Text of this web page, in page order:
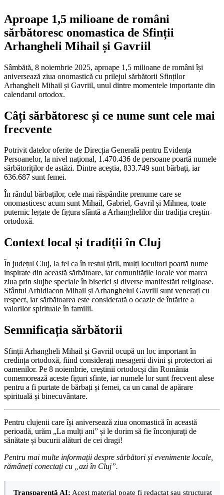
Aproape 1,5 milioane de români
sărbătoresc onomastica de Sfinții
Arhangheli Mihail și Gavriil
Sâmbătă, 8 noiembrie 2025, aproape 1,5 milioane de români își
aniversează ziua onomastică cu prilejul sărbătorii Sfinților
Arhangheli Mihail și Gavriil, unul dintre momentele importante din
calendarul ortodox.
Câți sărbătoresc și ce nume sunt cele mai
frecvente
Potrivit datelor oferite de Direcția Generală pentru Evidența
Persoanelor, la nivel național, 1.470.436 de persoane poartă numele
sărbătoriților de astăzi. Dintre aceștia, 833.749 sunt bărbați, iar
636.687 sunt femei.
În rândul bărbaților, cele mai răspândite prenume care se
onomasticesc acum sunt Mihail, Gabriel, Gavril și Mihnea, toate
puternic legate de figura sfântă a Arhanghelilor din tradiția creștin-
ortodoxă.
Context local și tradiții în Cluj
În județul Cluj, la fel ca în restul țării, mulți locuitori poartă nume
inspirate din această sărbătoare, iar comunitățile locale vor marca
ziua prin slujbe speciale în biserici și diverse manifestări religioase.
Sfântul Arhidiacon Mihail și Arhanghelul Gavriil sunt venerați cu
respect, iar sărbătoarea este considerată o ocazie de întărire a
valorilor spirituale în familii.
Semnificația sărbătorii
Sfinții Arhangheli Mihail și Gavriil ocupă un loc important în
credința ortodoxă, fiind considerați mesagerii divini și protectori ai
oamenilor. Pe 8 noiembrie, creștinii ortodocși din România
comemorează aceste figuri sfinte, iar numele lor sunt frecvent alese
pentru a fi purtate de bărbați și femei, ca un canal de apărare
spirituală și binecuvântare.
Pentru clujenii care își aniversează ziua onomastică în această
perioadă, urăm „La mulți ani” și le dorim să fie înconjurați de
sănătate și bucurii alături de cei dragi!
Pentru mai multe informații despre sărbători și evenimente locale,
rămâneți conectați cu „azi în Cluj”.
Transparență AI: Acest material poate fi redactat sau structurat